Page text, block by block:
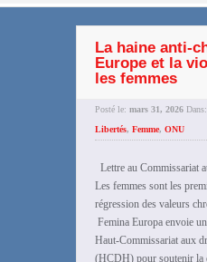
La haine anti-
Europe et la
les femmes
Posté le: mars 31, 2026 Dans:
Libertés, Femme, ONU
Lettre au Commissariat
Les femmes sont les
régression des valeurs
Femina Europa envoie
Haut-Commissariat aux
(HCDH) pour soutenir la